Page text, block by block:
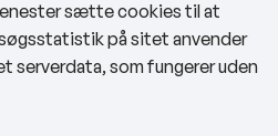
sætte cookies til at
på sitet anvender
serverdata, som fungerer uden